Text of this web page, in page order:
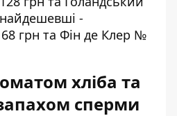
-
грн та Фін де Клер №
хліба та
сперми